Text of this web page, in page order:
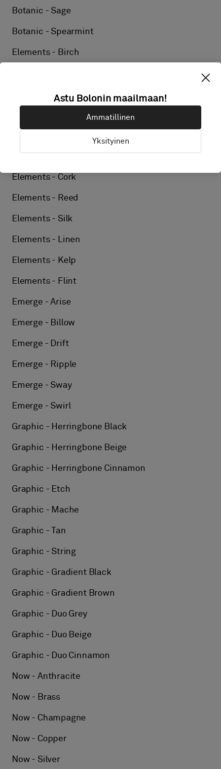
Botanic - Sage
Botanic - Spearmint
Elements - Birch
Elements - Wool
Elements - Cork
Elements - Reed
Elements - Silk
Elements - Linen
Elements - Kelp
Elements - Flint
Emerge - Arise
Emerge - Billow
Emerge - Drift
Emerge - Ripple
Emerge - Sway
Emerge - Swirl
Graphic - Herringbone Black
Graphic - Herringbone Beige
Graphic - Herringbone Cinnamon
Graphic - Etch
Graphic - Mache
Graphic - Tan
Graphic - String
Graphic - Gradient Black
Graphic - Gradient Brown
Graphic - Duo Grey
Graphic - Duo Beige
Graphic - Duo Cinnamon
Now - Anthracite
Now - Brass
Now - Champagne
Now - Copper
Now - Silver
Astu Bolonin maailmaan!
Ammatillinen
Yksityinen